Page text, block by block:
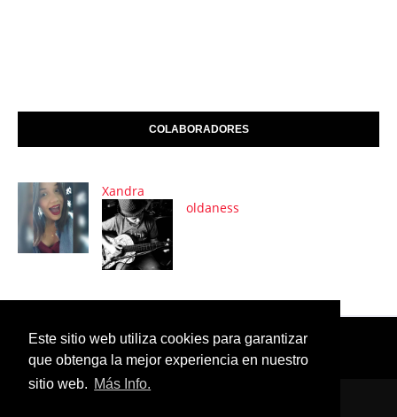
Este sitio web utiliza cookies para garantizar
que obtenga la mejor experiencia en nuestro
sitio web. Más Info.
COLABORADORES
Xandra
oldaness